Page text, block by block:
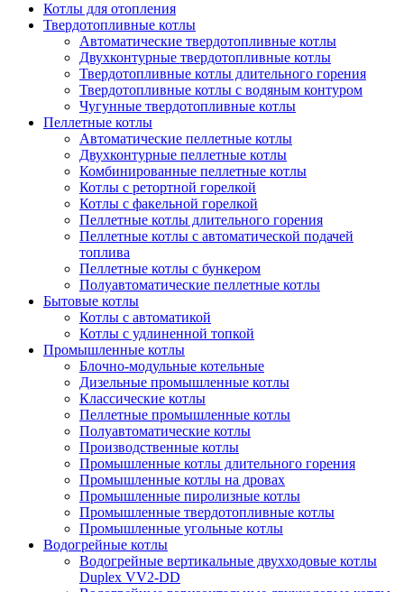
Котлы для отопления
Твердотопливные котлы
Автоматические твердотопливные котлы
Двухконтурные твердотопливные котлы
Твердотопливные котлы длительного горения
Твердотопливные котлы с водяным контуром
Чугунные твердотопливные котлы
Пеллетные котлы
Автоматические пеллетные котлы
Двухконтурные пеллетные котлы
Комбинированные пеллетные котлы
Котлы с ретортной горелкой
Котлы с факельной горелкой
Пеллетные котлы длительного горения
Пеллетные котлы с автоматической подачей
топлива
Пеллетные котлы с бункером
Полуавтоматические пеллетные котлы
Бытовые котлы
Котлы с автоматикой
Котлы с удлиненной топкой
Промышленные котлы
Блочно-модульные котельные
Дизельные промышленные котлы
Классические котлы
Пеллетные промышленные котлы
Полуавтоматические котлы
Производственные котлы
Промышленные котлы длительного горения
Промышленные котлы на дровах
Промышленные пиролизные котлы
Промышленные твердотопливные котлы
Промышленные угольные котлы
Водогрейные котлы
Водогрейные вертикальные двухходовые котлы
Duplex VV2-DD